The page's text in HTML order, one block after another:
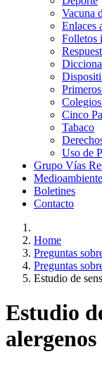
Vacuna
Enlaces
Folletos
Cinco
Tabaco
Uso de
Grupo Vías
Boletines
Contacto
Home
Preguntas
Preguntas
Estudio de
Estudio
alergenos